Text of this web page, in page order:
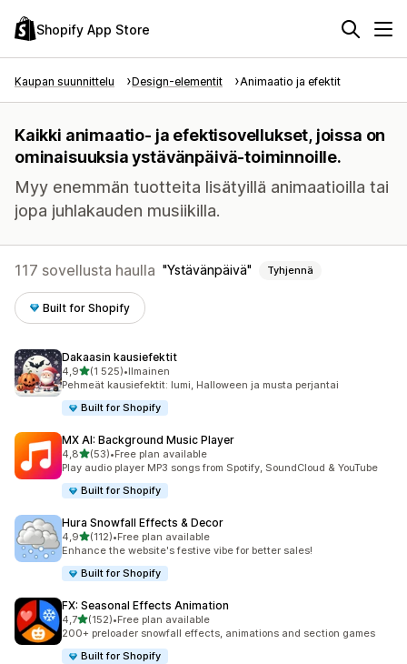
Shopify App Store
Kaupan suunnittelu Design-elementit Animaatio ja efektit
Kaikki animaatio- ja efektisovellukset, joissa on
ominaisuuksia ystävänpäivä-toiminnoille.
Myy enemmän tuotteita lisätyillä animaatioilla tai
jopa juhlakauden musiikilla.
117 sovellusta haulla Ystävänpäivä Tyhjennä
Built for Shopify
Dakaasin kausiefektit
4,9/ 5 tähteä
(1 525)
1525 arvostelua yhteensä
•Ilmainen
Pehmeät kausiefektit: lumi, Halloween ja musta perjantai
Built for Shopify
MX AI: Background Music Player
4,8/ 5 tähteä
(53)
53 arvostelua yhteensä
•Free plan available
Play audio player MP3 songs from Spotify, SoundCloud & YouTube
Built for Shopify
Hura Snowfall Effects & Decor
4,9/ 5 tähteä
(112)
112 arvostelua yhteensä
•Free plan available
Enhance the website's festive vibe for better sales!
Built for Shopify
FX: Seasonal Effects Animation
4,7/ 5 tähteä
(152)
152 arvostelua yhteensä
•Free plan available
200+ preloader snowfall effects, animations and section games
Built for Shopify